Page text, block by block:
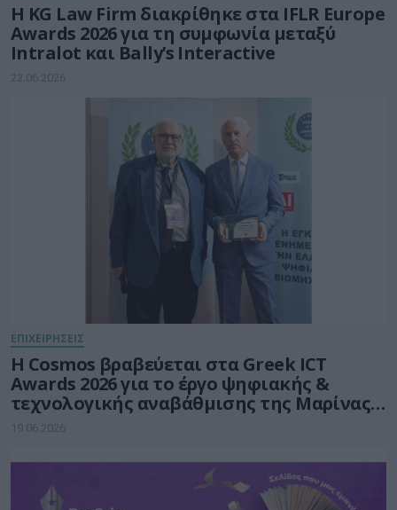
Η KG Law Firm διακρίθηκε στα IFLR Europe
Awards 2026 για τη συμφωνία μεταξύ
Intralot και Bally’s Interactive
22.06.2026
ΕΠΙΧΕΙΡΗΣΕΙΣ
Η Cosmos βραβεύεται στα Greek ICT
Awards 2026 για το έργο ψηφιακής &
τεχνολογικής αναβάθμισης της Μαρίνας
Φλοίσβου
19.06.2026